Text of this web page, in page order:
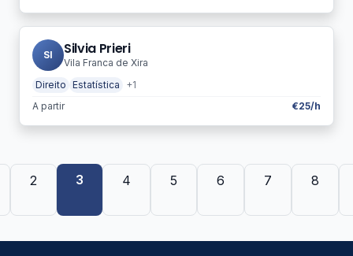
SI Silvia Prieri
Vila Franca de Xira
Direito Estatística
+1
A partir
€25/h
2 3 4 5 6 7 8